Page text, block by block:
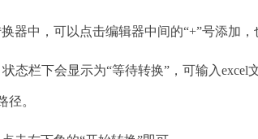
中，可以点击编辑器中间的“+”号添加，
栏下会显示为“等待转换”，可输入excel
径。